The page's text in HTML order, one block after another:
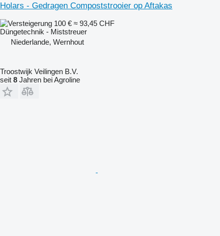
Holars - Gedragen Compoststrooier op Aftakas
100 € ≈ 93,45 CHF
Düngetechnik - Miststreuer
Niederlande, Wernhout
Troostwijk Veilingen B.V.
seit 8 Jahren bei Agroline